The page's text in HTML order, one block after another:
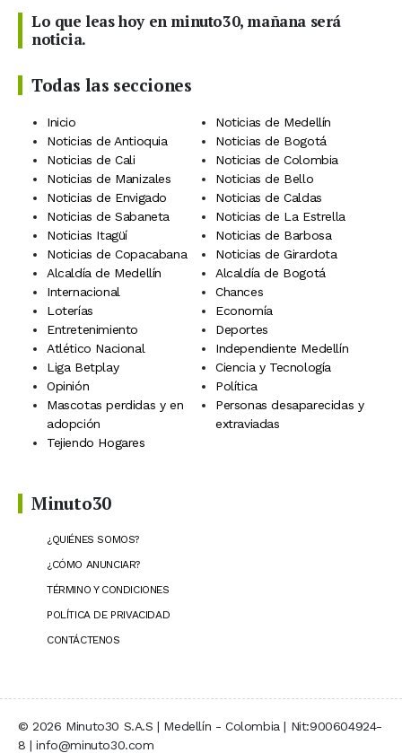
Lo que leas hoy en minuto30, mañana será
noticia.
Todas las secciones
Inicio
Noticias de Medellín
Noticias de Antioquia
Noticias de Bogotá
Noticias de Cali
Noticias de Colombia
Noticias de Manizales
Noticias de Bello
Noticias de Envigado
Noticias de Caldas
Noticias de Sabaneta
Noticias de La Estrella
Noticias Itagüí
Noticias de Barbosa
Noticias de Copacabana
Noticias de Girardota
Alcaldía de Medellín
Alcaldía de Bogotá
Internacional
Chances
Loterías
Economía
Entretenimiento
Deportes
Atlético Nacional
Independiente Medellín
Liga Betplay
Ciencia y Tecnología
Opinión
Política
Mascotas perdidas y en
adopción
Personas desaparecidas y
extraviadas
Tejiendo Hogares
Minuto30
¿QUIÉNES SOMOS?
¿CÓMO ANUNCIAR?
TÉRMINO Y CONDICIONES
POLÍTICA DE PRIVACIDAD
CONTÁCTENOS
© 2026 Minuto30 S.A.S | Medellín - Colombia | Nit:900604924-
8 | info@minuto30.com